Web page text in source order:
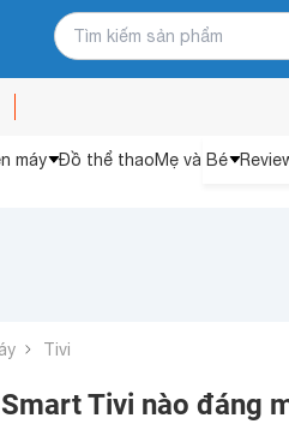
máy Đồ thể thaoMẹ và Bé
Tivi
Smart Tivi nào đáng